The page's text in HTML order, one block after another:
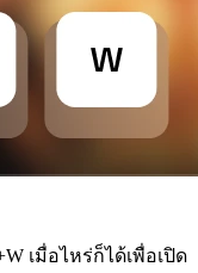
เมื่อไหร่ก็ได้เพื่อเปิด